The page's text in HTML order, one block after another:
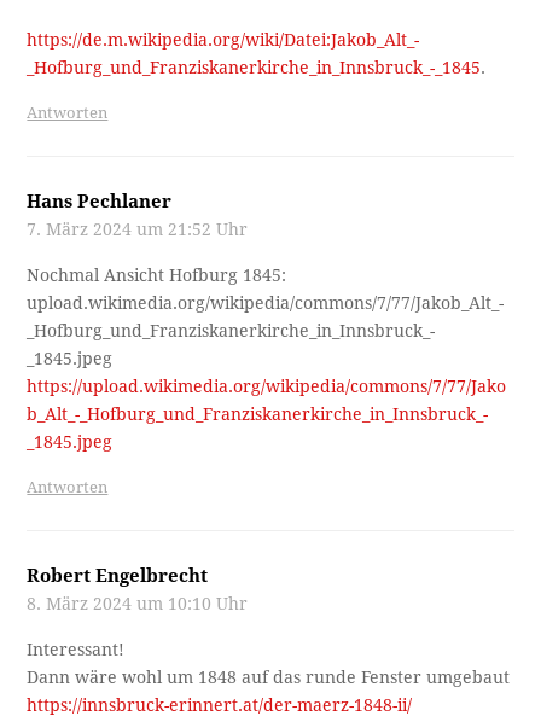
https://de.m.wikipedia.org/wiki/Datei:Jakob_Alt_-
_Hofburg_und_Franziskanerkirche_in_Innsbruck_-_1845.
Antworten
Hans Pechlaner
7. März 2024 um 21:52 Uhr
Nochmal Ansicht Hofburg 1845:
upload.wikimedia.org/wikipedia/commons/7/77/Jakob_Alt_-
_Hofburg_und_Franziskanerkirche_in_Innsbruck_-
_1845.jpeg
https://upload.wikimedia.org/wikipedia/commons/7/77/Jako
b_Alt_-_Hofburg_und_Franziskanerkirche_in_Innsbruck_-
_1845.jpeg
Antworten
Robert Engelbrecht
8. März 2024 um 10:10 Uhr
Interessant!
Dann wäre wohl um 1848 auf das runde Fenster umgebaut
https://innsbruck-erinnert.at/der-maerz-1848-ii/